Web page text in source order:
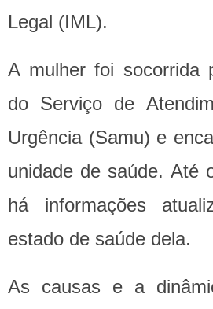
Legal (IML).
A mulher foi socorrida
do Serviço de
Urgência (Samu) e
unidade de saúde. Até
há informações
estado de saúde dela.
As causas e a